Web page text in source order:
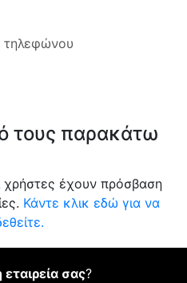
τηλεφώνου
τους παρακάτω
χρήστες έχουν πρόσβαση
Κάντε κλικ εδώ για να
εταιρεία σας?